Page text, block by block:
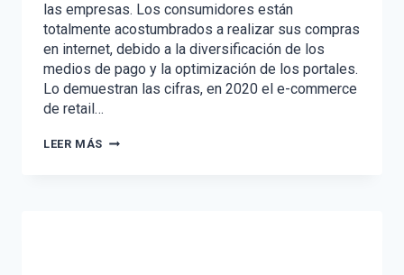
las empresas. Los consumidores están
totalmente acostumbrados a realizar sus compras
en internet, debido a la diversificación de los
medios de pago y la optimización de los portales.
Lo demuestran las cifras, en 2020 el e-commerce
de retail…
LEER MÁS ¿QUÉ